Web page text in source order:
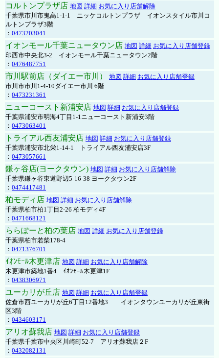
コルトンプラザ店 地図 詳細 お気に入り店舗解除
千葉県市川市鬼高1-1-1 ニッケコルトンプラザ イオンスタイル市川コ
ルトンプラザ3階
： 0473203041
イオンモール千葉ニュータウン店 地図 詳細 お気に入り店舗登録
印西市中央北3-2 イオンモール千葉ニュータウン2階
： 0476487751
市川駅前店（ダイエー市川） 地図 詳細 お気に入り店舗登録
市川市市川1-4-10ダイエー市川 6階
： 0473231361
ニューコースト新浦安店 地図 詳細 お気に入り店舗登録
千葉県浦安市明海4丁目1-1ニューコースト新浦安3階
： 0473063401
トライアル西友浦安店 地図 詳細 お気に入り店舗登録
千葉県浦安市北栄1-14-1 トライアル西友浦安店3F
： 0473057661
鎌ヶ谷店(ヨークタウン) 地図 詳細 お気に入り店舗解除
千葉県鎌ヶ谷東道野辺5-16-38 ヨークタウン2F
： 0474417481
柏モディ店 地図 詳細 お気に入り店舗解除
千葉県柏市柏1丁目2-26 柏モディ4F
： 0471668121
ららぽーと柏の葉店 地図 詳細 お気に入り店舗登録
千葉県柏市若柴178-4
： 0471376701
ｲｵﾝﾓｰﾙ木更津店 地図 詳細 お気に入り店舗解除
木更津市築地1番4 ｲｵﾝﾓｰﾙ木更津1F
： 0438306971
ユーカリが丘店 地図 詳細 お気に入り店舗登録
佐倉市西ユーカリが丘6丁目12番地3 イオンタウンユーカリが丘東街
区3階
： 0434603171
アリオ蘇我店 地図 詳細 お気に入り店舗登録
千葉県千葉市中央区川崎町52-7 アリオ蘇我店２F
： 0432082131